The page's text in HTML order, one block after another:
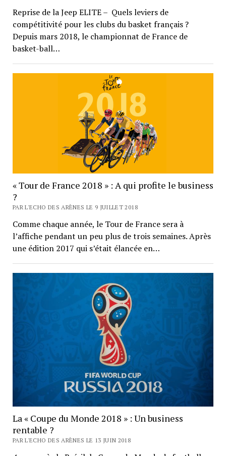
Reprise de la Jeep ELITE – Quels leviers de
compétitivité pour les clubs du basket français ?
Depuis mars 2018, le championnat de France de
basket-ball…
« Tour de France 2018 » : A qui profite le business
?
PAR L'ECHO DES ARÈNES LE 9 JUILLET 2018
Comme chaque année, le Tour de France sera à
l’affiche pendant un peu plus de trois semaines. Après
une édition 2017 qui s’était élancée en…
La « Coupe du Monde 2018 » : Un business
rentable ?
PAR L'ECHO DES ARÈNES LE 13 JUIN 2018